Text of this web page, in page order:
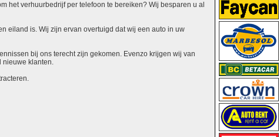
het verhuurbedrijf per telefoon te bereiken? Wij besparen u al
eiland is. Wij zijn ervan overtuigd dat wij een auto in uw
bij ons terecht zijn gekomen. Evenzo krijgen wij van
nieuwe klanten.